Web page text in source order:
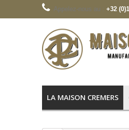
Appelez-nous au : +32
LA MAISON CREMERS